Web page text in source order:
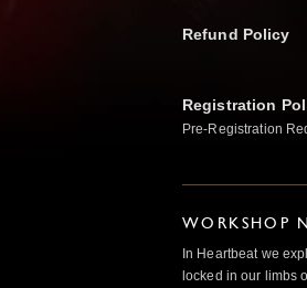
Refund Policy
Registration
Pre-Registration
WORKSHOP
In Heartbeat we
locked in our limbs